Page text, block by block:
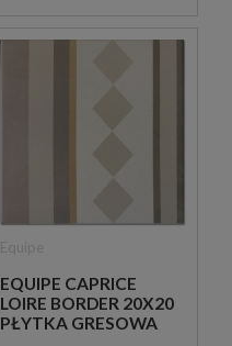
EQUIPE CAPRICE
LOIRE BORDER 20X20
PŁYTKA GRESOWA